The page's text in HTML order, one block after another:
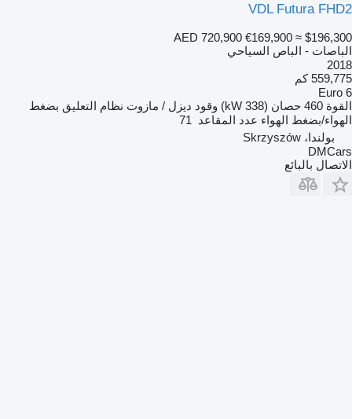
VDL Futura FHD2
AED 720,900 €169,900 ≈ $196,300
الباصات - الباص السياحي
2018
559,775 كم
Euro 6
القوة 460 حصان (338 kW) وقود ديزل / مازوت نظام التعليق بضغط
الهواء/بضغط الهواء عدد المقاعد 71
بولندا، Skrzyszów
DMCars
الاتصال بالبائع